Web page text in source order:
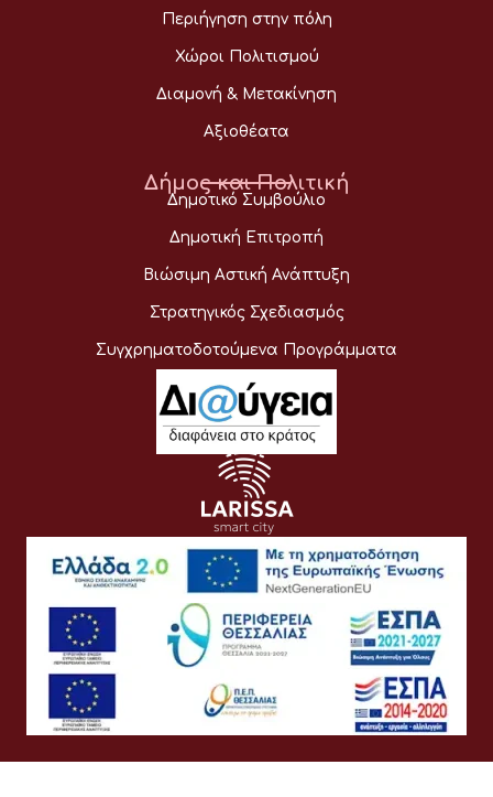
Περιήγηση στην πόλη
Χώροι Πολιτισμού
Διαμονή & Μετακίνηση
Αξιοθέατα
Δήμος και Πολιτική
Δημοτικό Συμβούλιο
Δημοτική Επιτροπή
Βιώσιμη Αστική Ανάπτυξη
Στρατηγικός Σχεδιασμός
Συγχρηματοδοτούμενα Προγράμματα